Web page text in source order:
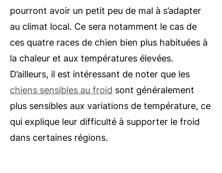
pourront avoir un petit peu de mal à s’adapter
au climat local. Ce sera notamment le cas de
ces quatre races de chien bien plus habituées à
la chaleur et aux températures élevées.
D’ailleurs, il est intéressant de noter que les
chiens sensibles au froid sont généralement
plus sensibles aux variations de température, ce
qui explique leur difficulté à supporter le froid
dans certaines régions.